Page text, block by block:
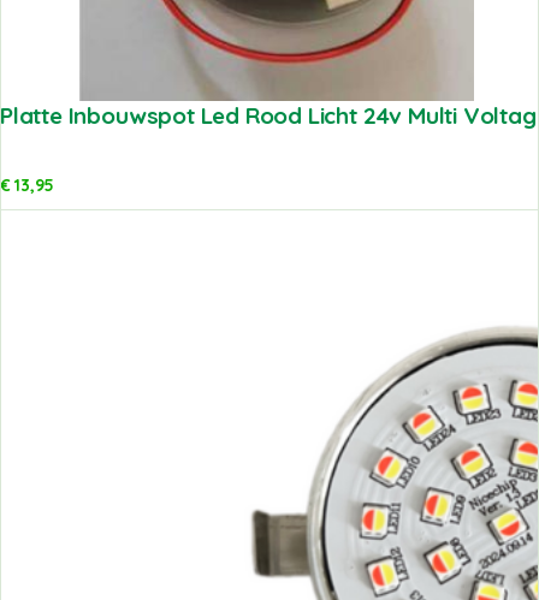
Platte Inbouwspot Led Rood Licht 24v Multi
€13,95